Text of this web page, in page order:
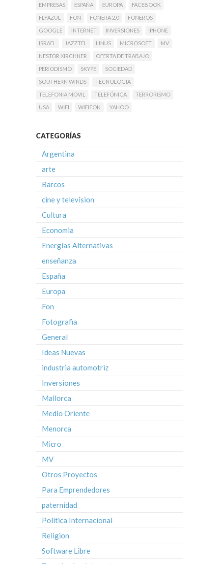
EMPRESAS
ESPAÑA EUROPA
FACEBOOK
FLYAZUL
FON FONERA 2.0
FONEROS
GOOGLE
INTERNET INVERSIONES
IPHONE
ISRAEL
JAZZTEL LINUS MICROSOFT
MV
NESTOR KIRCHNER
OFERTA DE TRABAJO
PERIODISMO
SKYPE
SOCIEDAD
SOUTHERN WINDS
TECNOLOGIA
TELEFONIA MOVIL
TELEFÓNICA
TERRORISMO
USA
WIFI WIFIFON YAHOO
CATEGORÍAS
Argentina
arte
Barcos
cine y television
Cultura
Economia
Energías Alternativas
enseñanza
España
Europa
Fon
Fotografia
General
Ideas Nuevas
industria automotriz
Inversiones
Mallorca
Medio Oriente
Menorca
Micro
MV
Otros Proyectos
Para Emprendedores
paternidad
Política Internacional
Religion
Software Libre